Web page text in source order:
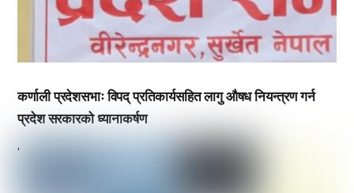
कर्णाली प्रदेशसभाः विपद् प्रतिकार्यसहित लागु औषध नियन्त्रण गर्न
प्रदेश सरकारको ध्यानाकर्षण